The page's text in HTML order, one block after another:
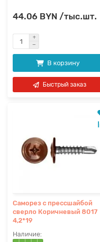
44.06 BYN /тыс.шт.
В корзину
Быстрый заказ
Саморез с прессшайбой
сверло Коричневый 8017
4,2*19